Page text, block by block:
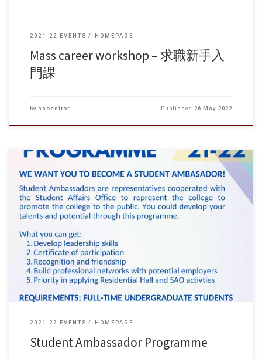
2021-22 EVENTS HOMEPAGE
Mass career workshop – 求職新手入
門課
by saoeditor Published 26 May 2022
2021-22 EVENTS HOMEPAGE
Student Ambassador Programme